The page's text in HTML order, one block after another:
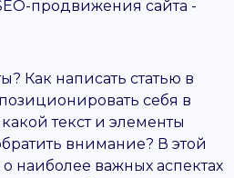
продвижения сайта -
Как написать статью в
себя в
текст и элементы
внимание? В этой
наиболее важных аспектах